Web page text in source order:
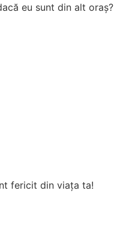
eu sunt din alt oraș?
fericit din viața ta!